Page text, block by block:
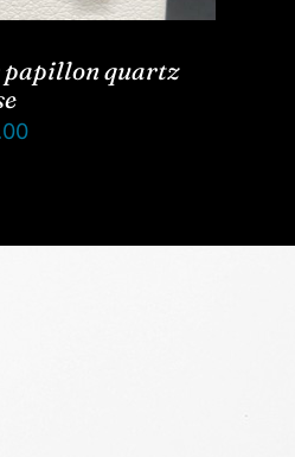
papillon quartz